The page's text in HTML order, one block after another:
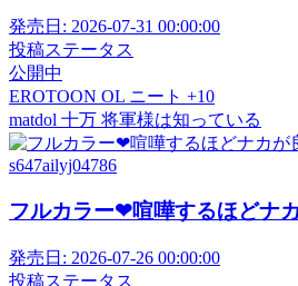
発売日: 2026-07-31 00:00:00
投稿ステータス
公開中
EROTOON OL ニート +10
matdol 十万 将軍様は知っている
s647ailyj04786
フルカラー❤喧嘩するほどナ
発売日: 2026-07-26 00:00:00
投稿ステータス